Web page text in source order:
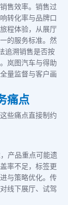
售效率。销售过
转化率与品牌口
程体验，从展厅
的服务标准。然
追溯销售是否按
岚图汽车与得助
量监督与客户画
痛点
些痛点直接制约
产品重点可能遗
率不足，标签更
与策略优化。传
线下展厅、试驾